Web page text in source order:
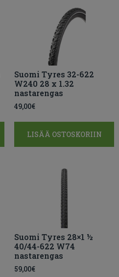
Suomi Tyres 32-622
W240 28 x 1.32
nastarengas
49,00€
LISÄÄ OSTOSKORIIN
Suomi Tyres 28×1 ½
40/44-622 W74
nastarengas
59,00€